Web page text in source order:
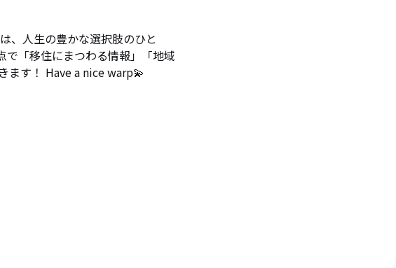
、人生の豊かな選択肢のひと
で「移住にまつわる情報」「地域
ます！ Have a nice warp💫